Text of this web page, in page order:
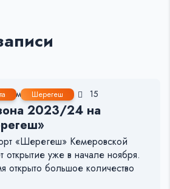
Шерегеш
1-2 мин. 436 15
2023/24 на
«Шерегеш» Кемеровской
открытие уже в начале ноября.
открыто большое количество